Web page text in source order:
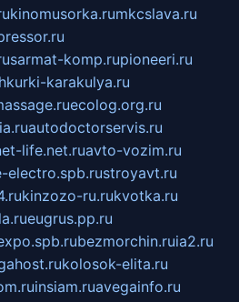
kinomusorka.rumkcslava.ru
sarmat-komp.rupioneeri.ru
karakulya.ru
ecolog.org.ru
autodoctorservis.ru
life.net.ruavto-vozim.ru
electro.spb.rustroyavt.ru
kinzozo-ru.rukvotka.ru
eugrus.pp.ru
bezmorchin.ruia2.ru
kolosok-elita.ru
insiam.ruavegainfo.ru